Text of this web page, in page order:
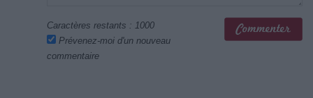
Caractères restants : 1000
Prévenez-moi d'un nouveau
commentaire